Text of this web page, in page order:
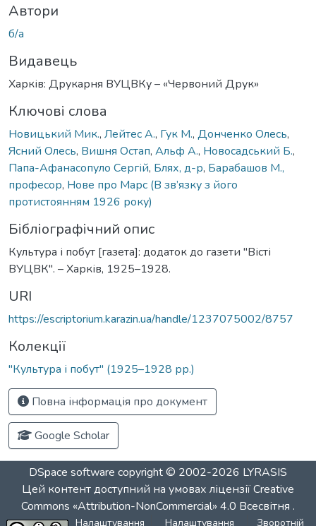
Автори
б/а
Видавець
Харків: Друкарня ВУЦВКу – «Червоний Друк»
Ключові слова
Новицький Мик., Лейтес А., Гук М., Донченко Олесь,
Ясний Олесь, Вишня Остап, Альф А., Новосадський Б.,
Папа-Афанасопуло Сергій, Блях, д-р, Барабашов М.,
професор, Нове про Марс (В зв’язку з його
протистоянням 1926 року)
Бібліографічний опис
Культура і побут [газета]: додаток до газети "Вісті
ВУЦВК". – Харків, 1925–1928.
URI
https://escriptorium.karazin.ua/handle/1237075002/8757
Колекції
"Культура і побут" (1925–1928 рр.)
Повна інформація про документ
Google Scholar
DSpace software copyright © 2002-2026 LYRASIS
Цей контент доступний на умовах ліцензіїCreative
Commons «Attribution-NonCommercial» 4.0 Всесвітня .
Налаштування Налаштування Зворотній